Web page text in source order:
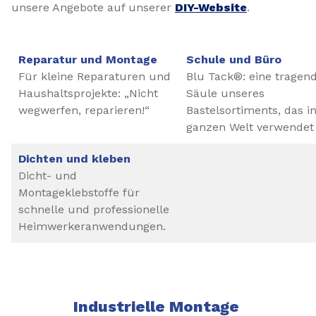
unsere Angebote auf unserer DIY-Website.
Reparatur und Montage
Für kleine Reparaturen und
Haushaltsprojekte: „Nicht
wegwerfen, reparieren!“
Schule und Büro
Blu Tack®: eine
Säule unseres
Bastelsortiments, das
ganzen Welt
Dichten und kleben
Dicht- und
Montageklebstoffe für
schnelle und professionelle
Heimwerkeranwendungen.
Industrielle Montage